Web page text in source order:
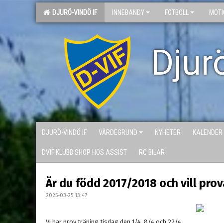
DJURÖ-VINDÖ IF INNEBANDY FOTBOLL
DJURÖ-VINDÖ IF VÄRDEGRUND NYHETER KALENDER
DVIF KLUBB SHOP HOS ASSIST RC BILAR
Är du född 2017/2018 och vill
2025-03-25 13:47